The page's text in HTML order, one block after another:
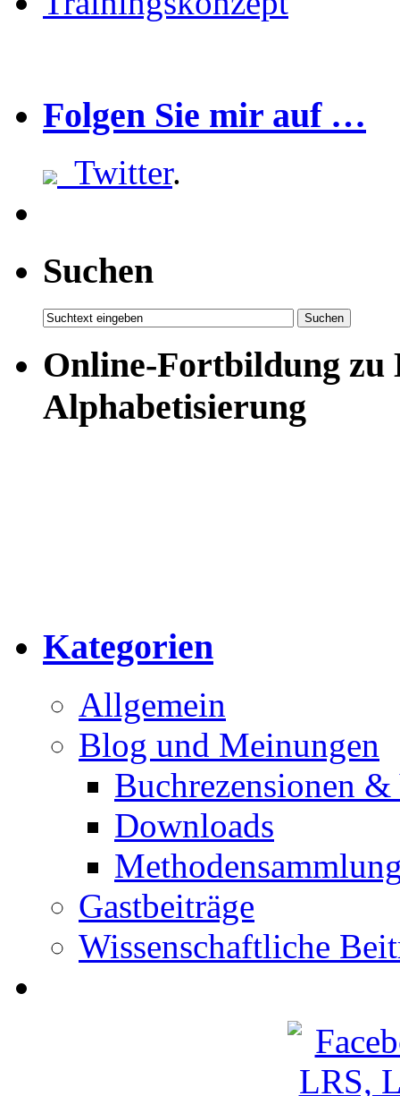
Folgen Sie mir auf …
Twitter.
Suchen
Online-Fortbildung zu
Alphabetisierung
Kategorien
Allgemein
Blog und Meinungen
Buchrezensionen
Downloads
Gastbeiträge
Wissenschaftliche